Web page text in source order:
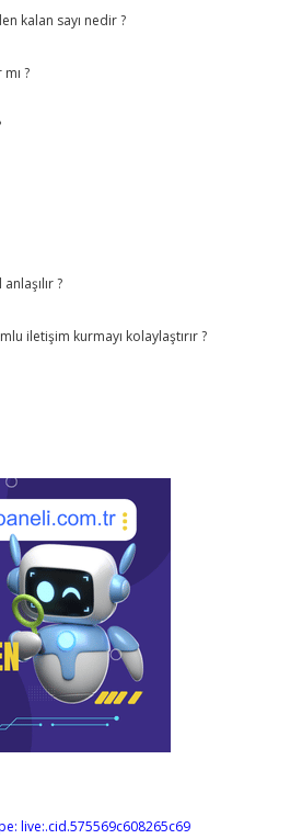
kalan sayı nedir ?
?
?
iletişim kurmayı kolaylaştırır ?
live:.cid.575569c608265c69